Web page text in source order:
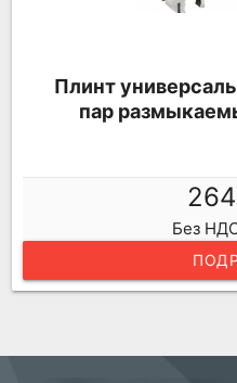
Плинт
пар
Без